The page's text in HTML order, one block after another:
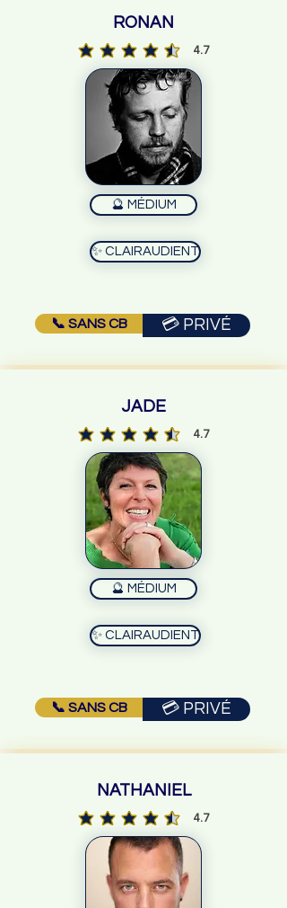
RONAN
4.7
la note moyenne est 4.7 sur
🔮 MÉDIUM
✨ CLAIRAUDIENT
📞 SANS CB 💳 PRIVÉ
JADE
4.7
la note moyenne est 4.7 sur
🔮 MÉDIUM
✨ CLAIRAUDIENT
📞 SANS CB 💳 PRIVÉ
NATHANIEL
4.7
la note moyenne est 4.7 sur